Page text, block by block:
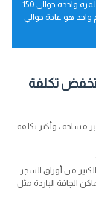
إلى بحثنا ، يبلغ سعر التسعير المعقول للعلاج لمرة واحدة حوالي 150
هو عادة حوالي
تخفض تكلفة
مساحة ، وأكثر تكلفة
من أوراق الشجر
الجافة الباردة مثل